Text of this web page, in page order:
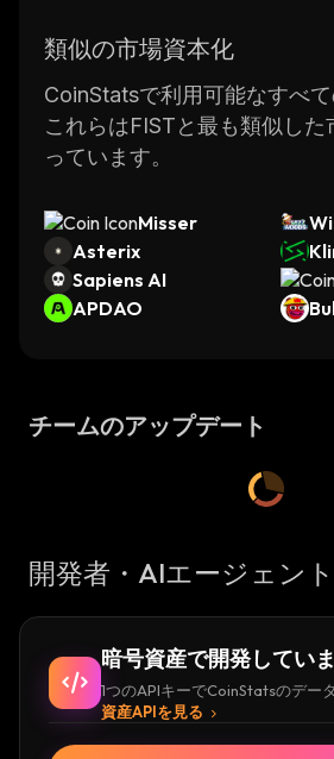
類似の市場資本化
CoinStatsで利用可能なすべて
これらはFISTと最も類似し
っています。
Misser
Asterix
M
Sapiens AI
APDAO
チームのアップデート
開発者・AIエージェン
暗号資産で開発してい
1つのAPIキーでCoinStatsのデー
資産APIを見る